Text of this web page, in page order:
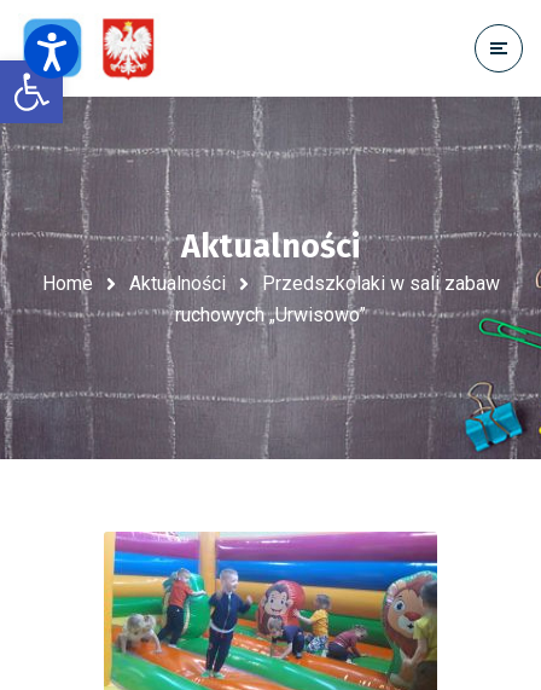
Open toolbar
Aktualności
Home Aktualności
Przedszkolaki w sali zabaw
ruchowych „Urwisowo”